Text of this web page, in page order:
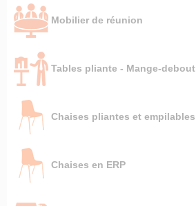
Mobilier de réunion
Tables pliante - Mange-debout
Chaises pliantes et empilables
Chaises en ERP